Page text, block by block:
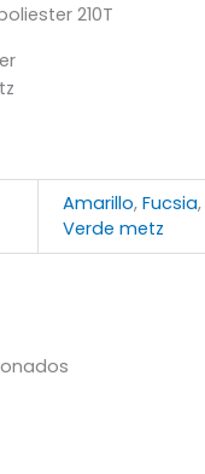
210T
Amarillo, Fucsia,
Verde metz